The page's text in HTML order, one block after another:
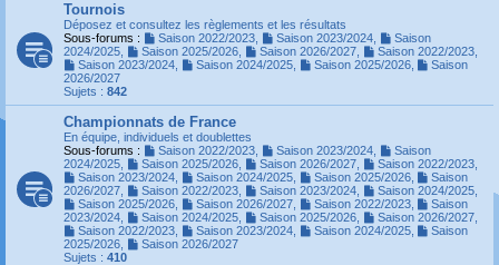
Tournois
Déposez et consultez les règlements et les résultats
Sous-forums :
Saison 2022/2023, Saison 2023/2024,
Saison
2024/2025
Saison 2025/2026, Saison 2026/2027, Saison 2022/2023,
Saison 2023/2024, Saison 2024/2025, Saison 2025/2026,
Saison
2026/2027
Sujets : 842
Championnats de France
En équipe, individuels et doublettes
Sous-forums :
Saison 2022/2023, Saison 2023/2024,
Saison
2024/2025
Saison 2025/2026, Saison 2026/2027, Saison 2022/2023,
Saison 2023/2024, Saison 2024/2025, Saison 2025/2026,
Saison
2026/2027
Saison 2022/2023, Saison 2023/2024, Saison 2024/2025,
Saison 2025/2026, Saison 2026/2027, Saison 2022/2023,
Saison
2023/2024
Saison 2024/2025, Saison 2025/2026, Saison 2026/2027,
Saison 2022/2023, Saison 2023/2024, Saison 2024/2025,
Saison
2025/2026
Saison 2026/2027
Sujets : 410